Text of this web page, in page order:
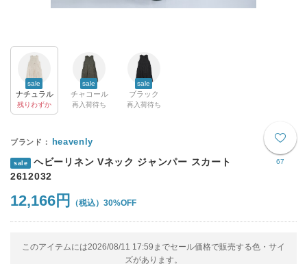
sale
ナチュラル
残りわずか
sale
チャコール
再入荷待ち
sale
ブラック
再入荷待ち
67
heavenly
sale
ヘビーリネン Vネック ジャンパー スカート
2612032
12,166円 30%OFF
このアイテムには2026/08/11 17:59までセール価格で販売する色・サイ
ズがあります。